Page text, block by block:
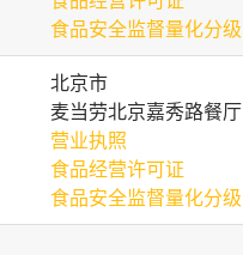
食品安全监督量化分级
北京市
麦当劳北京嘉秀路餐厅
营业执照
食品经营许可证
食品安全监督量化分级